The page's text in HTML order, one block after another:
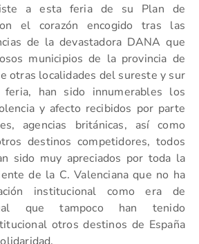
a esta feria de su Plan de
el corazón encogido tras las
de la devastadora DANA que
municipios de la provincia de
otras localidades del sureste y sur
han sido innumerables los
y afecto recibidos por parte
agencias británicas, así como
destinos competidores, todos
sido muy apreciados por toda la
de la C. Valenciana que no ha
institucional como era de
que tampoco han tenido
otros destinos de España